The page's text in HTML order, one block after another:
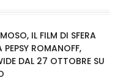
IL FILM DI SFERA
ROMANOFF,
DAL 27 OTTOBRE SU